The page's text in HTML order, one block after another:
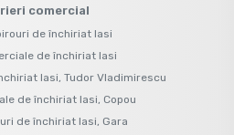
comercial
de închiriat Iasi
de închiriat Iasi
Iasi, Tudor Vladimirescu
de închiriat Iasi, Copou
de închiriat Iasi, Gara